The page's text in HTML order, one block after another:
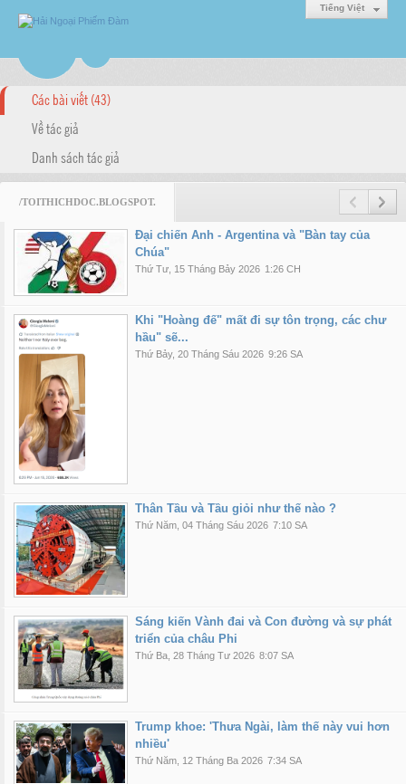
Tiếng Việt
Các bài viết (43)
Về tác giả
Danh sách tác giả
/TOITHICHDOC.BLOGSPOT.
Đại chiến Anh - Argentina và "Bàn tay của
Chúa"
Thứ Tư, 15 Tháng Bảy 2026 1:26 CH
Khi "Hoàng đế" mất đi sự tôn trọng, các chư
hầu" sẽ...
Thứ Bảy, 20 Tháng Sáu 2026 9:26 SA
Thân Tầu và Tầu giỏi như thế nào ?
Thứ Năm, 04 Tháng Sáu 2026 7:10 SA
Sáng kiến ​​Vành đai và Con đường và sự phát
triển của châu Phi
Thứ Ba, 28 Tháng Tư 2026 8:07 SA
Trump khoe: 'Thưa Ngài, làm thế này vui hơn
nhiều'
Thứ Năm, 12 Tháng Ba 2026 7:34 SA